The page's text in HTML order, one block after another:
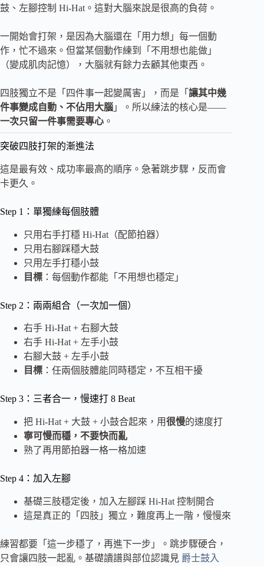
鼓、左腳控制 Hi-Hat。這對大腦來說是很高的負荷。
一開始會打架，是因為大腦還在「用力想」每一個動
作，忙不過來。但當某個動作練到「不用想也能做」
（變成肌肉記憶），大腦就有餘力去顧其他東西。
四肢獨立不是「四件事一起變厲害」，而是「 讓其中幾
件事變成自動、不佔用大腦 」。所以練法的核心是——
一次只留一件事需要專心 。
突破四肢打架的漸進法
這是最有效、成功率最高的順序。急著跳步驟，反而會
卡更久。
Step 1：單獨練每個肢體
只用右手打穩 Hi-Hat（配節拍器）
只用右腳踩穩大鼓
只用左手打穩小鼓
目標 ：每個動作都能「不用想也穩定」
Step 2：兩兩組合（一次加一個）
右手 Hi-Hat + 右腳大鼓
右手 Hi-Hat + 左手小鼓
右腳大鼓 + 左手小鼓
目標 ：任兩個肢體能同時穩定，不互相干擾
Step 3：三者合一，慢速打 8 Beat
把 Hi-Hat + 大鼓 + 小鼓合起來，用很慢的速度打
寧可慢而穩，不要快而亂
熟了再用節拍器一格一格加速
Step 4：加入左腳
基礎三肢穩定後，加入左腳踩 Hi-Hat 控制開合
這是真正的「四肢」獨立，難度再上一階，慢慢來
練習都要「這一步穩了，再進下一步」。跳步驟硬合，
只會讓四肢一起亂。基礎讀譜與部位認識見 爵士鼓入